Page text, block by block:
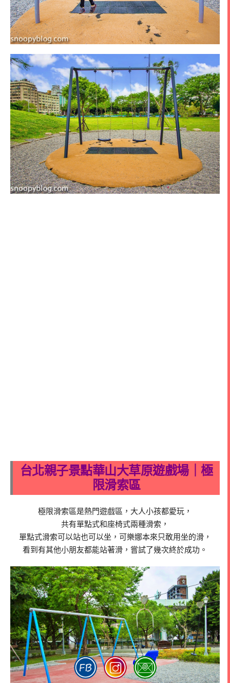
台北親子景點華山大草原遊戲場｜極
限滑索區
極限滑索區是熱門遊戲區，大人小孩都愛玩，
共有單點式和座椅式兩種滑索，
單點式滑索可以站也可以坐，可樂娜本來只敢用坐的滑，
看到有其他小朋友都能站著滑，嘗試了幾次終於成功。